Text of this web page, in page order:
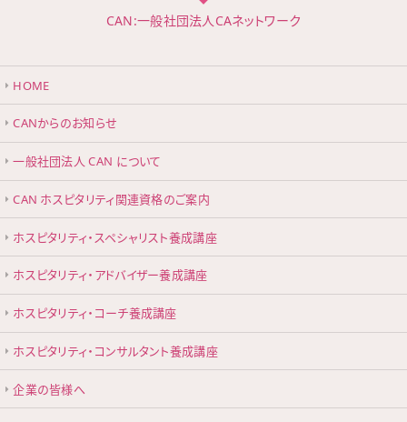
CAN:一般社団法人CAネットワーク
HOME
CANからのお知らせ
一般社団法人 CAN について
CAN ホスピタリティ関連資格のご案内
ホスピタリティ・スペシャリスト養成講座
ホスピタリティ・アドバイザー養成講座
ホスピタリティ・コーチ養成講座
ホスピタリティ・コンサルタント養成講座
企業の皆様へ